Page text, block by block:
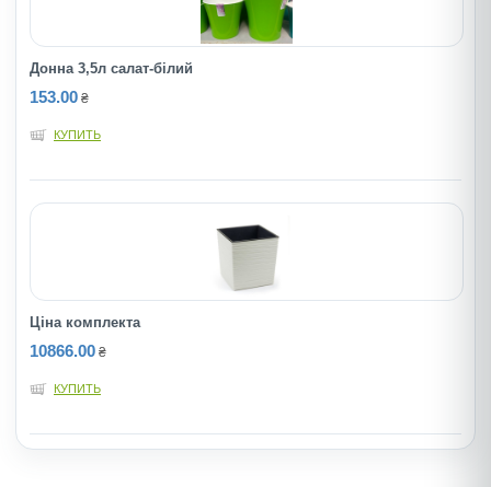
Донна 3,5л салат-бiлий
153.00 ₴
КУПИТЬ
Ціна комплекта
10866.00 ₴
КУПИТЬ